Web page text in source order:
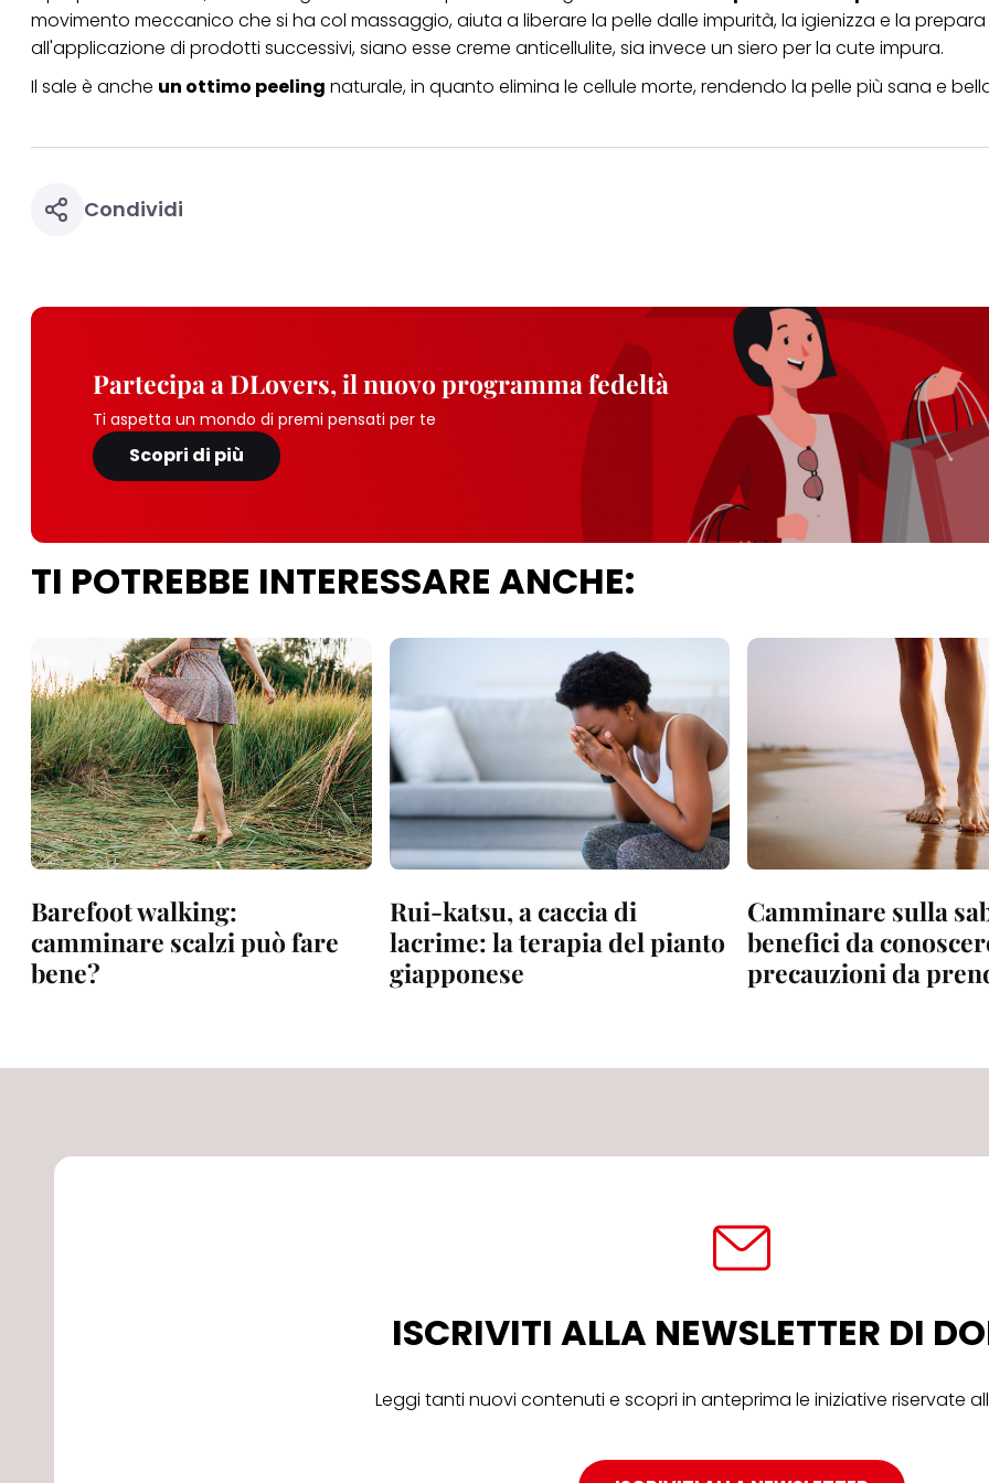
movimento meccanico che si ha col massaggio, aiuta a liberare la pelle dalle impurità, la igienizza e la prepara
all'applicazione di prodotti successivi, siano esse creme anticellulite, sia invece un siero per la cute impura.
Il sale è anche un ottimo peeling naturale, in quanto elimina le cellule morte, rendendo la pelle più sana e
Condividi
Partecipa a DLovers, il nuovo programma fedeltà
Ti aspetta un mondo di premi pensati per te
Scopri di più
TI POTREBBE INTERESSARE ANCHE:
Barefoot walking:
camminare scalzi può fare
bene?
Rui-katsu, a caccia di
lacrime: la terapia del pianto
giapponese
Camminare sulla
benefici da
precauzioni da
ISCRIVITI ALLA NEWSLETTER DI
Leggi tanti nuovi contenuti e scopri in anteprima le iniziative riservate